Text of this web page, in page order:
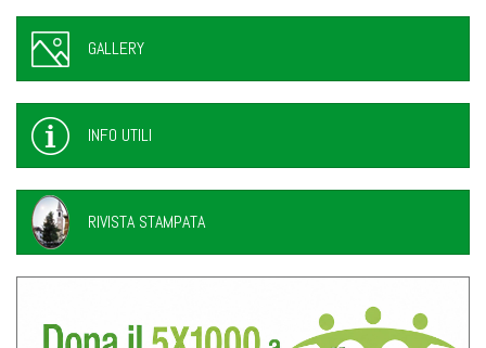
GALLERY
INFO UTILI
RIVISTA STAMPATA